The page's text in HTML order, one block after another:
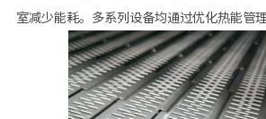
室减少能耗。多系列设备均通过优化热能管